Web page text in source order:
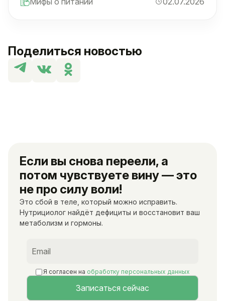
Поделиться новостью
Если вы снова переели, а
потом чувствуете вину — это
не про силу воли!
Это сбой в теле, который можно исправить.
Нутрициолог найдёт дефициты и восстановит ваш
метаболизм и гормоны.
Я согласен на обработку персональных данных